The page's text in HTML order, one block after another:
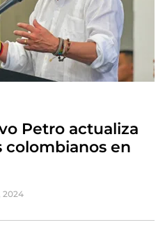
Petro actualiza
colombianos en
2024